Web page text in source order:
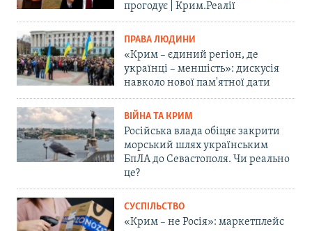
прогодує | Крим.Реалії
ПРАВА ЛЮДИНИ
«Крим – єдиний регіон, де
українці – меншість»: дискусія
навколо нової пам'ятної дати
ВІЙНА ТА КРИМ
Російська влада обіцяє закрити
морський шлях українським
БпЛА до Севастополя. Чи реально
це?
СУСПІЛЬСТВО
«Крим – не Росія»: маркетплейс